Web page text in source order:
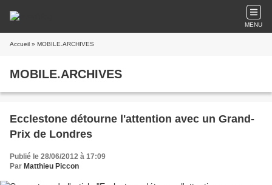
MENU
Accueil » MOBILE.ARCHIVES
MOBILE.ARCHIVES
Ecclestone détourne l'attention avec un Grand-
Prix de Londres
Publié le 28/06/2012 à 17:09
Par Matthieu Piccon